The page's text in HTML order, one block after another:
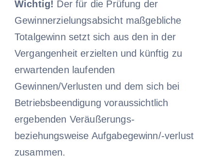
Wichtig! Der für die Prüfung der
Gewinnerzielungsabsicht maßgebliche
Totalgewinn setzt sich aus den in der
Vergangenheit erzielten und künftig zu
erwartenden laufenden
Gewinnen/Verlusten und dem sich bei
Betriebsbeendigung voraussichtlich
ergebenden Veräußerungs-
beziehungsweise Aufgabegewinn/-verlust
zusammen.